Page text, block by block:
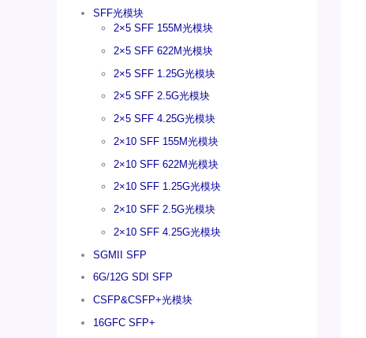
SFF光模块
2×5 SFF 155M光模块
2×5 SFF 622M光模块
2×5 SFF 1.25G光模块
2×5 SFF 2.5G光模块
2×5 SFF 4.25G光模块
2×10 SFF 155M光模块
2×10 SFF 622M光模块
2×10 SFF 1.25G光模块
2×10 SFF 2.5G光模块
2×10 SFF 4.25G光模块
SGMII SFP
6G/12G SDI SFP
CSFP&CSFP+光模块
16GFC SFP+